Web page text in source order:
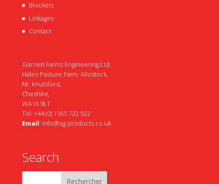
Brackets
Linkages
Contact
Garnett Farms Engineering Ltd,
Hales Pasture Farm, Allostock,
Nr. Knutsford,
Cheshire,
WA16 9LT
Tel: +44 (0) 1565 722 922
Email: info@ag-products.co.uk
Search